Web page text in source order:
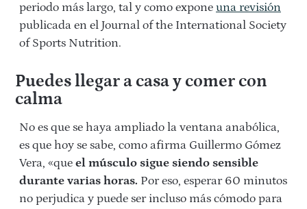
periodo más largo, tal y como expone una revisión
publicada en el Journal of the International Society
of Sports Nutrition.
Puedes llegar a casa y comer con
calma
No es que se haya ampliado la ventana anabólica,
es que hoy se sabe, como afirma Guillermo Gómez
Vera, «que el músculo sigue siendo sensible
durante varias horas. Por eso, esperar 60 minutos
no perjudica y puede ser incluso más cómodo para